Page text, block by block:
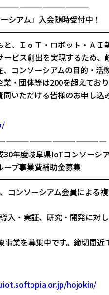
ム」入会随時受付中！
、ＩｏＴ・ロボット・ＡＩ
ビス創出を実現するため、
コンソーシアムの目的・活
・団体等は200を超えてお
いただける皆様のお申し込
岐阜県IoTコンソーシ
業費補助金募集
コンソーシアム会員による
入・実証、研究・開発に対
業を募集中です。締切間近
hojokin/